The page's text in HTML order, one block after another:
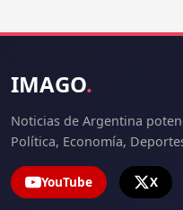
IMAGO.
Noticias de Argentina
Política, Economía,
YouTube X